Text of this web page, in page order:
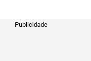
Publicidade